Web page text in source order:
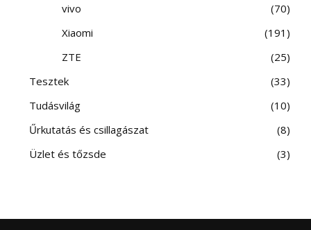
vivo
70
Xiaomi
191
ZTE
25
Tesztek
33
Tudásvilág
10
Űrkutatás és csillagászat
8
Üzlet és tőzsde
3